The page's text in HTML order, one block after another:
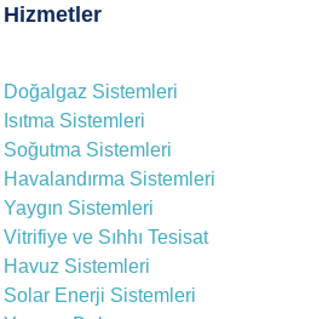
Hizmetler
Doğalgaz Sistemleri
Isıtma Sistemleri
Soğutma Sistemleri
Havalandırma Sistemleri
Yaygın Sistemleri
Vitrifiye ve Sıhhı Tesisat
Havuz Sistemleri
Solar Enerji Sistemleri